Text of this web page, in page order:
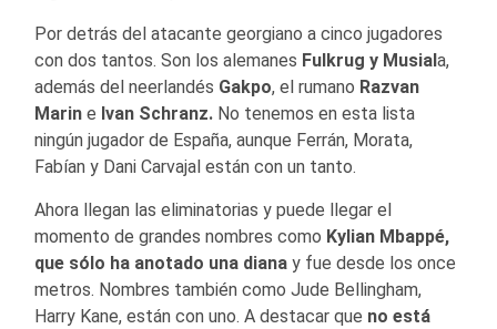
Por detrás del atacante georgiano a cinco jugadores
con dos tantos. Son los alemanes Fulkrug y Musial a,
además del neerlandés Gakpo, el rumano Razvan
Marin e Ivan Schranz. No tenemos en esta lista
ningún jugador de España, aunque Ferrán, Morata,
Fabían y Dani Carvajal están con un tanto.
Ahora llegan las eliminatorias y puede llegar el
momento de grandes nombres como Kylian Mbappé,
que sólo ha anotado una diana y fue desde los once
metros. Nombres también como Jude Bellingham,
Harry Kane, están con uno. A destacar que no está